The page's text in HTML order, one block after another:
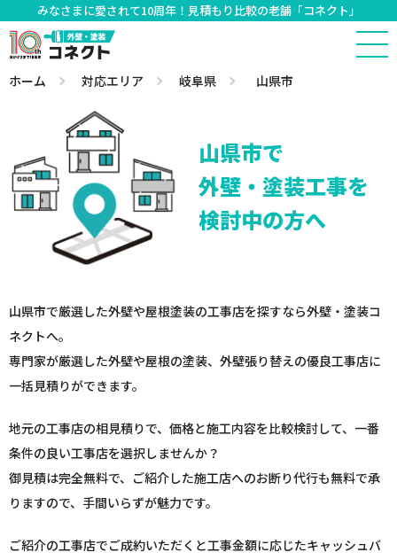
みなさまに愛されて10周年！見積もり比較の老舗「コネクト」
ホーム 対応エリア 岐阜県 山県市
山県市で
外壁・塗装工事を
検討中の方へ
山県市で厳選した外壁や屋根塗装の工事店を探すなら外壁・塗装コ
ネクトへ。
専門家が厳選した外壁や屋根の塗装、外壁張り替えの優良工事店に
一括見積りができます。
地元の工事店の相見積りで、価格と施工内容を比較検討して、一番
条件の良い工事店を選択しませんか？
御見積は完全無料で、ご紹介した施工店へのお断り代行も無料で承
りますので、手間いらずが魅力です。
ご紹介の工事店でご成約いただくと工事金額に応じたキャッシュバ